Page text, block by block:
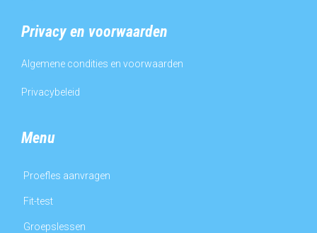
Privacy en voorwaarden
Algemene condities en voorwaarden
Privacybeleid
Menu
Proefles aanvragen
Fit-test
Groepslessen